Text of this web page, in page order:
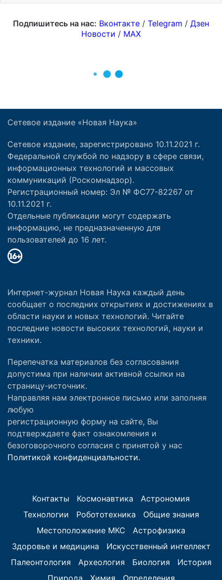
Сетевое издание «Новая Наука»
Сетевое издание, зарегистрировано 10.11.2021 г.
Федеральной службой по надзору в сфере связи,
информационных технологий и массовых
коммуникаций (Роскомнадзор).
Регистрационный номер: Эл № ФС77-82267 от
10.11.2021 г.
Отдельные публикации могут содержать
информацию, не предназначенную для
пользователей до 16 лет.
Интернет-журнал Новая Наука каждый день
сообщает о последних открытиях и достижениях в
области науки и новых технологий. Читайте
последние новости высоких технологий, науки и
техники.
Перепечатка материалов без согласования
допустима при наличии активной ссылки на
страницу-источник.
Направляя нам электронное письмо или заполняя
любую
регистрационную форму на сайте, Вы
подтверждаете факт ознакомления и
безоговорочного согласия с принятой у нас
Политикой конфиденциальности.
Контакты Космонавтика
Астрономия
Технологии
Робототехника
Общие знания
Местоположение МКС
Астрофизика
Здоровье и медицина
Искусственный интеллект
Палеонтология
Археология Биология
История